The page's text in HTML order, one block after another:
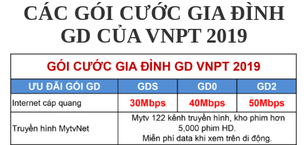
CÁC GÓI CƯỚC GIA ĐÌNH
GD CỦA VNPT 2019